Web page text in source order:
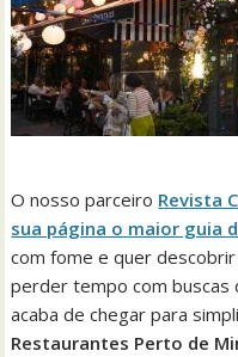
O nosso parceiro Revista
sua página o maior guia
com fome e quer descobrir
perder tempo com buscas
acaba de chegar para
Restaurantes Perto de